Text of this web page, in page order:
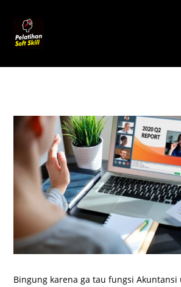
Bingung karena ga tau fungsi